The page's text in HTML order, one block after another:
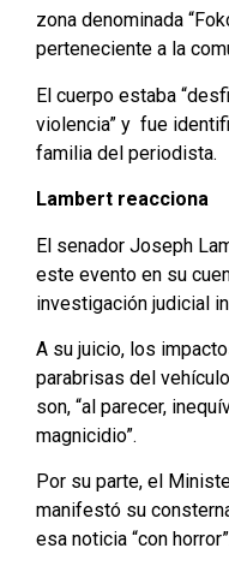
zona denominada
perteneciente a la
El cuerpo estaba
violencia” y fue
familia del periodista.
Lambert reacciona
El senador Joseph
este evento en su
investigación judicial
A su juicio, los
parabrisas del
son, “al parecer,
magnicidio”.
Por su parte, el
manifestó su
esa noticia “con